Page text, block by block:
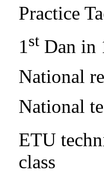
Practice
1st Dan in
National
National
ETU
class